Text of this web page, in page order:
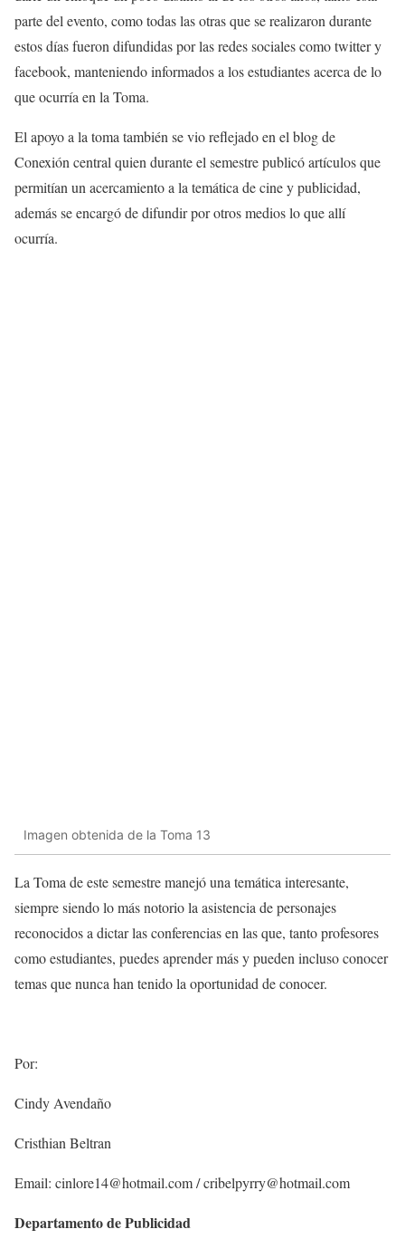
parte del evento, como todas las otras que se realizaron durante
estos días fueron difundidas por las redes sociales como twitter y
facebook, manteniendo informados a los estudiantes acerca de lo
que ocurría en la Toma.
El apoyo a la toma también se vio reflejado en el blog de
Conexión central quien durante el semestre publicó artículos que
permitían un acercamiento a la temática de cine y publicidad,
además se encargó de difundir por otros medios lo que allí
ocurría.
Imagen obtenida de la Toma 13
La Toma de este semestre manejó una temática interesante,
siempre siendo lo más notorio la asistencia de personajes
reconocidos a dictar las conferencias en las que, tanto profesores
como estudiantes, puedes aprender más y pueden incluso conocer
temas que nunca han tenido la oportunidad de conocer.
Por:
Cindy Avendaño
Cristhian Beltran
Email: cinlore14@hotmail.com / cribelpyrry@hotmail.com
Departamento de Publicidad